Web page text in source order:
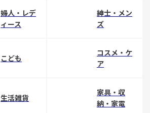
婦人・レデ
ィース
紳士・メン
ズ
こども
コスメ・ケ
ア
生活雑貨
家具・収
納・家電